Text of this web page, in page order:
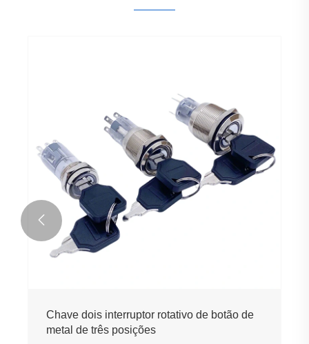
Chave dois interruptor rotativo de botão de
metal de três posições
